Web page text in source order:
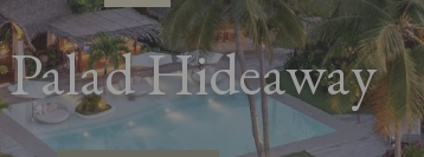
Hideaway